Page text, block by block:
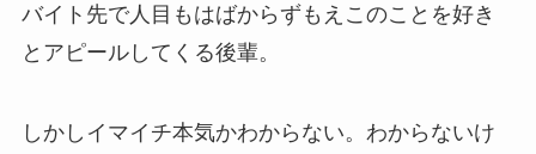
バイト先で人目もはばからずもえこのことを好き
とアピールしてくる後輩。
しかしイマイチ本気かわからない。わからないけ